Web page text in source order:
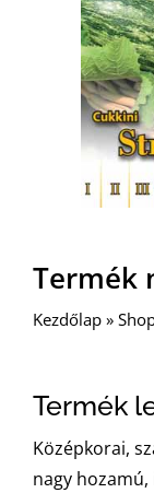
Termék
Kezdőlap »
Termék
Középkorai,
nagy